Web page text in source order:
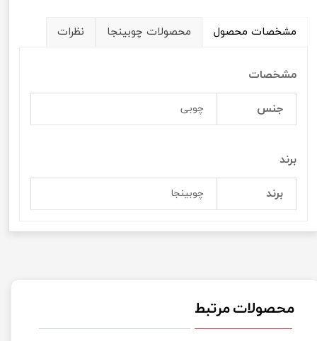
مشخصات محصول محصولات چوبینجا نظرات
مشخصات
جنس چوبی
برند
برند چوبینجا
محصولات مرتبط